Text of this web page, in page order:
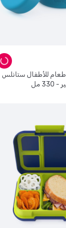
طعام للأطفال ستانلس
مل